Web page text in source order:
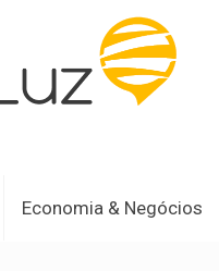
Economia & Negócios